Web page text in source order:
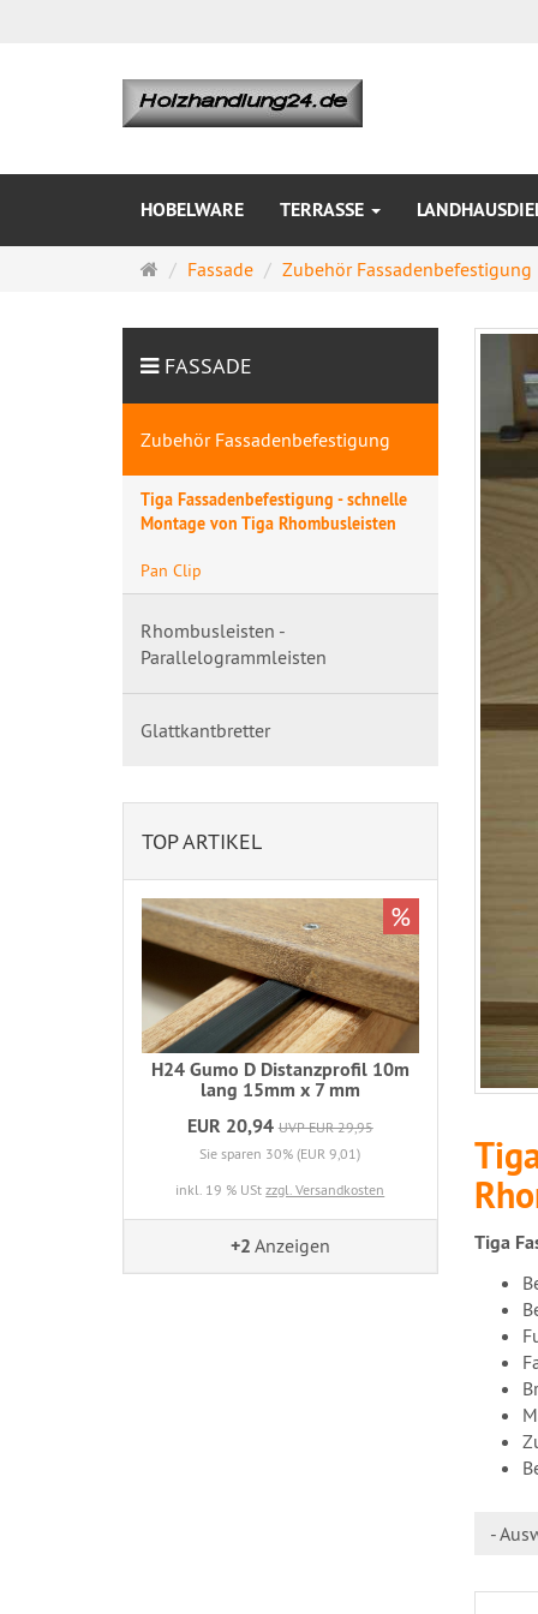
HOBELWARE TERRASSE
Startseite
Fassade Zubehör Fassadenbefestigung
Tiga
-
FASSADE
Zubehör Fassadenbefestigung
Tiga Fassadenbefestigung - schnelle
Montage von Tiga Rhombusleisten
Pan Clip
Rhombusleisten -
Parallelogrammleisten
Glattkantbretter
TOP ARTIKEL
H24 Gumo D Distanzprofil 10m
lang 15mm x 7 mm
EUR 20,94 UVP EUR 29,95
Sie sparen 30% (EUR 9,01)
inkl. 19 % UStzzgl. Versandkosten
%
+2 Anzeigen